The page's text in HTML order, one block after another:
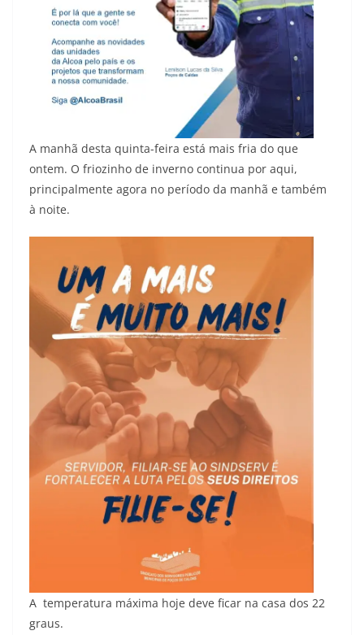
A manhã desta quinta-feira está mais fria do que
ontem. O friozinho de inverno continua por aqui,
principalmente agora no período da manhã e também
à noite.
A temperatura máxima hoje deve ficar na casa dos 22
graus.